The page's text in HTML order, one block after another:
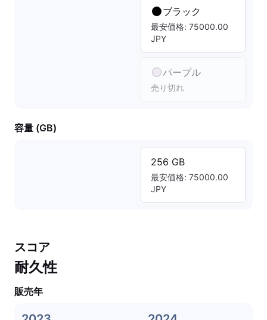
ブラック
最安価格: 75000.00
JPY
パープル
売り切れ
容量 (GB)
256 GB
最安価格: 75000.00
JPY
スコア
耐久性
販売年